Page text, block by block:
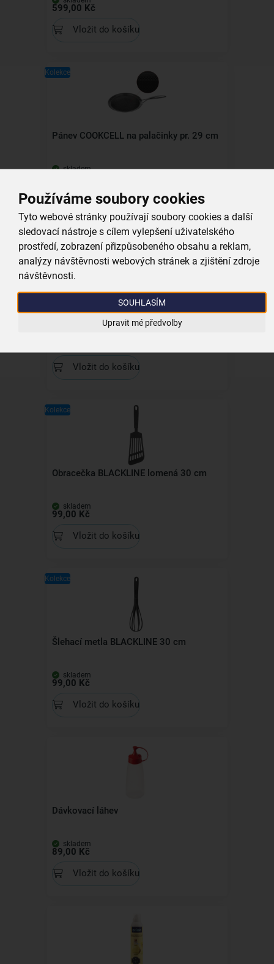
Používáme soubory cookies
Tyto webové stránky používají soubory cookies a další
sledovací nástroje s cílem vylepšení uživatelského
prostředí, zobrazení přizpůsobeného obsahu a reklam,
analýzy návštěvnosti webových stránek a zjištění zdroje
návštěvnosti.
SOUHLASÍM
Upravit mé předvolby
599,00 Kč
Vložit do košíku
Kolekce
Pánev COOKCELL na palačinky pr. 29 cm
skladem
Vložit do košíku
Šlehací mísa Reno pr. 21,5 cm
Vložit do košíku
Kolekce
Obracečka BLACKLINE lomená 30 cm
skladem
99,00 Kč
Vložit do košíku
Kolekce
Šlehací metla BLACKLINE 30 cm
skladem
99,00 Kč
Vložit do košíku
Dávkovací láhev
skladem
89,00 Kč
Vložit do košíku